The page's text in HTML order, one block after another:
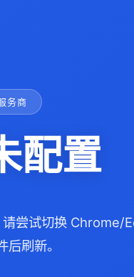
务商
配置
尝试切换 Chrome/
后刷新。